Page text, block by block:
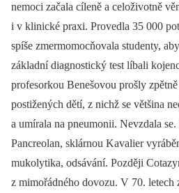
nemoci začala cíleně a celoživotně
i v klinické praxi. Provedla 35 000
spíše zmermomocňovala studenty,
základní diagnostický test líbali
profesorkou Benešovou prošly
postižených dětí, z nichž se většina
a umírala na pneumonii. Nevzdala
Pancreolan, sklárnou Kavalier
mukolytika, odsávání. Později
z mimořádného dovozu. V 70. letech